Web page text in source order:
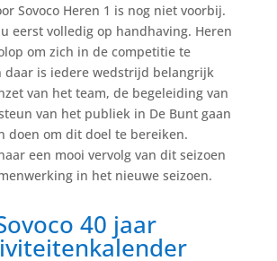
Sovoco Heren 1 is nog niet voorbij.
eerst volledig op handhaving. Heren
om zich in de competitie te
daar is iedere wedstrijd belangrijk
van het team, de begeleiding van
van het publiek in De Bunt gaan
doen om dit doel te bereiken.
een mooi vervolg van dit seizoen
in het nieuwe seizoen.
40 jaar